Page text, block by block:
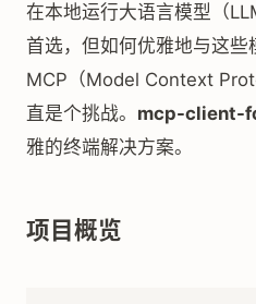
在本地运行大语言模型（
首选，但如何优雅地与这
MCP（Model Context
直是个挑战。 mcp-client-
雅的终端解决方案。
项目概览